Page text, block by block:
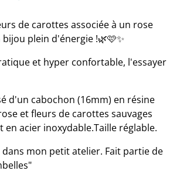
de carottes associée à un rose
plein d'énergie !🌿🩷✨
et hyper confortable, l'essayer
d'un cabochon (16mm) en résine
et fleurs de carottes sauvages
en acier inoxydable.Taille réglable.
dans mon petit atelier. Fait partie de